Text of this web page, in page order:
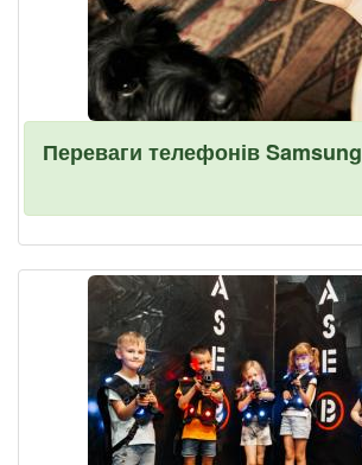
Переваги телефонів Samsung